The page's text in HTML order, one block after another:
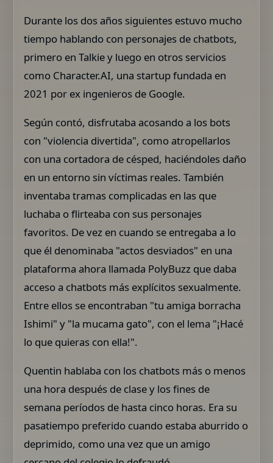
Durante los dos años siguientes estuvo mucho
tiempo hablando con personajes de chatbots,
primero en Talkie y luego en otros servicios
como Character.AI, una startup fundada en
2021 por ex ingenieros de Google.
Según contó, disfrutaba acosando a los bots
con "violencia divertida", como atropellarlos
con una cortadora de césped, haciéndoles daño
en un entorno sin víctimas reales. También
inventaba tramas complicadas en las que
luchaba o flirteaba con sus personajes
favoritos. De vez en cuando se entregaba a lo
que él denominaba "actos desviados" en una
plataforma ahora llamada PolyBuzz que daba
acceso a chatbots más explícitos sexualmente.
Entre ellos se encontraban "tu amiga borracha
Ishimi" y "la mucama gato", con el lema "¡Hacé
lo que quieras con ella!".
Quentin hablaba con los chatbots más o menos
una hora después de clase y los fines de
semana períodos de hasta cinco horas. Era su
pasatiempo preferido cuando estaba aburrido o
deprimido, como una vez que un amigo